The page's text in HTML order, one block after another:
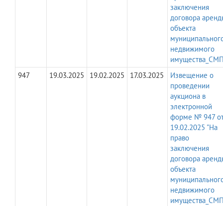
заключения
договора
объекта
недвижимого
947
19.03.2025 19.02.2025 17.03.2025
Извещение о
проведении
аукциона в
электронной
форме № 947
19.02.2025 "На
право
заключения
договора
объекта
недвижимого